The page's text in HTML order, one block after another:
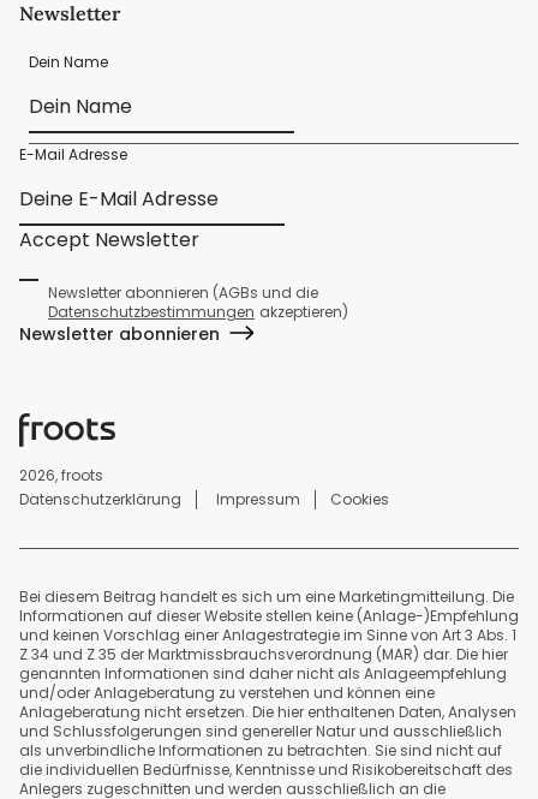
Newsletter
Dein Name
E-Mail Adresse
Accept Newsletter
Newsletter abonnieren (AGBs und die
Datenschutzbestimmungen akzeptieren)
Newsletter abonnieren
2026, froots
Datenschutzerklärung
Impressum Cookies
Bei diesem Beitrag handelt es sich um eine Marketingmitteilung. Die
Informationen auf dieser Website stellen keine (Anlage-)Empfehlung
und keinen Vorschlag einer Anlagestrategie im Sinne von Art 3 Abs. 1
Z 34 und Z 35 der Marktmissbrauchsverordnung (MAR) dar. Die hier
genannten Informationen sind daher nicht als Anlageempfehlung
und/oder Anlageberatung zu verstehen und können eine
Anlageberatung nicht ersetzen. Die hier enthaltenen Daten, Analysen
und Schlussfolgerungen sind genereller Natur und ausschließlich
als unverbindliche Informationen zu betrachten. Sie sind nicht auf
die individuellen Bedürfnisse, Kenntnisse und Risikobereitschaft des
Anlegers zugeschnitten und werden ausschließlich an die